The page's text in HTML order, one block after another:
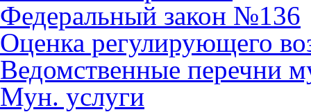
Федеральный закон №136
Оценка регулирующего
Ведомственные перечни
Мун. услуги